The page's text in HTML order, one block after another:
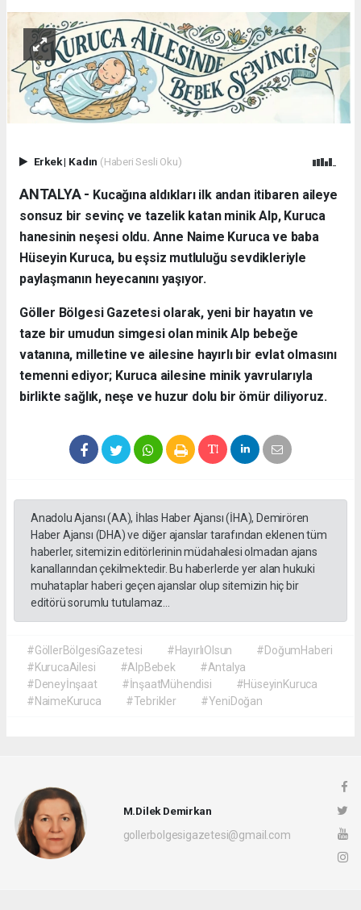
Erkek| Kadın (Haberi Sesli Oku)
ANTALYA - ​ Kucağına aldıkları ilk andan itibaren aileye
sonsuz bir sevinç ve tazelik katan minik Alp, Kuruca
hanesinin neşesi oldu. Anne Naime Kuruca ve baba
Hüseyin Kuruca, bu eşsiz mutluluğu sevdikleriyle
paylaşmanın heyecanını yaşıyor.
​Göller Bölgesi Gazetesi olarak, yeni bir hayatın ve
taze bir umudun simgesi olan minik Alp bebeğe
vatanına, milletine ve ailesine hayırlı bir evlat olmasını
temenni ediyor; Kuruca ailesine minik yavrularıyla
birlikte sağlık, neşe ve huzur dolu bir ömür diliyoruz.
Anadolu Ajansı (AA), İhlas Haber Ajansı (İHA), Demirören
Haber Ajansı (DHA) ve diğer ajanslar tarafından eklenen tüm
haberler, sitemizin editörlerinin müdahalesi olmadan ajans
kanallarından çekilmektedir. Bu haberlerde yer alan hukuki
muhataplar haberi geçen ajanslar olup sitemizin hiç bir
editörü sorumlu tutulamaz...
#GöllerBölgesiGazetesi #HayırlıOlsun
#DoğumHaberi
#KurucaAilesi
#AlpBebek
#Antalya
#Deneyİnşaat
#İnşaatMühendisi
#HüseyinKuruca
#NaimeKuruca
#Tebrikler #YeniDoğan
M.Dilek Demirkan
gollerbolgesigazetesi@gmail.com